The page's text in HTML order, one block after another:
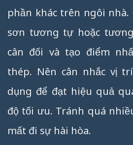
phần khác trên ngôi nhà.
sơn tương tự hoặc
cân đối và tạo điểm
thép. Nên cân nhắc vị
dụng để đạt hiệu quả
độ tối ưu. Tránh quá
mất đi sự hài hòa.